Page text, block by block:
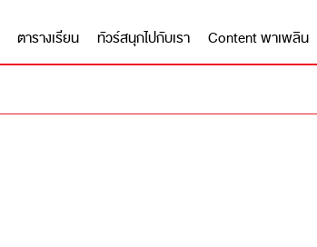
ตารางเรียน ทัวร์สนุกไปกับเรา Content พาเพลิน